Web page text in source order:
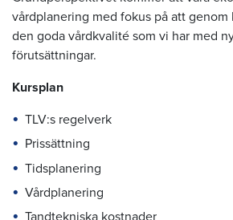
vårdplanering med fokus på att genom
den goda vårdkvalité som vi har med
förutsättningar.
Kursplan
TLV:s regelverk
Prissättning
Tidsplanering
Vårdplanering